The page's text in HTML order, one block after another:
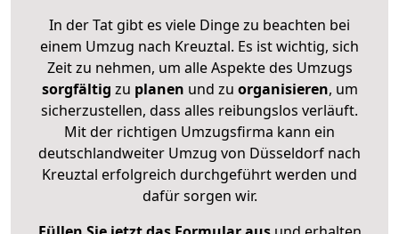
In der Tat gibt es viele Dinge zu beachten bei
einem Umzug nach Kreuztal. Es ist wichtig, sich
Zeit zu nehmen, um alle Aspekte des Umzugs
sorgfältig zu planen und zu organisieren, um
sicherzustellen, dass alles reibungslos verläuft.
Mit der richtigen Umzugsfirma kann ein
deutschlandweiter Umzug von Düsseldorf nach
Kreuztal erfolgreich durchgeführt werden und
dafür sorgen wir.